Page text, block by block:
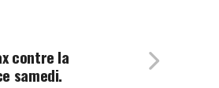
contre la
samedi.